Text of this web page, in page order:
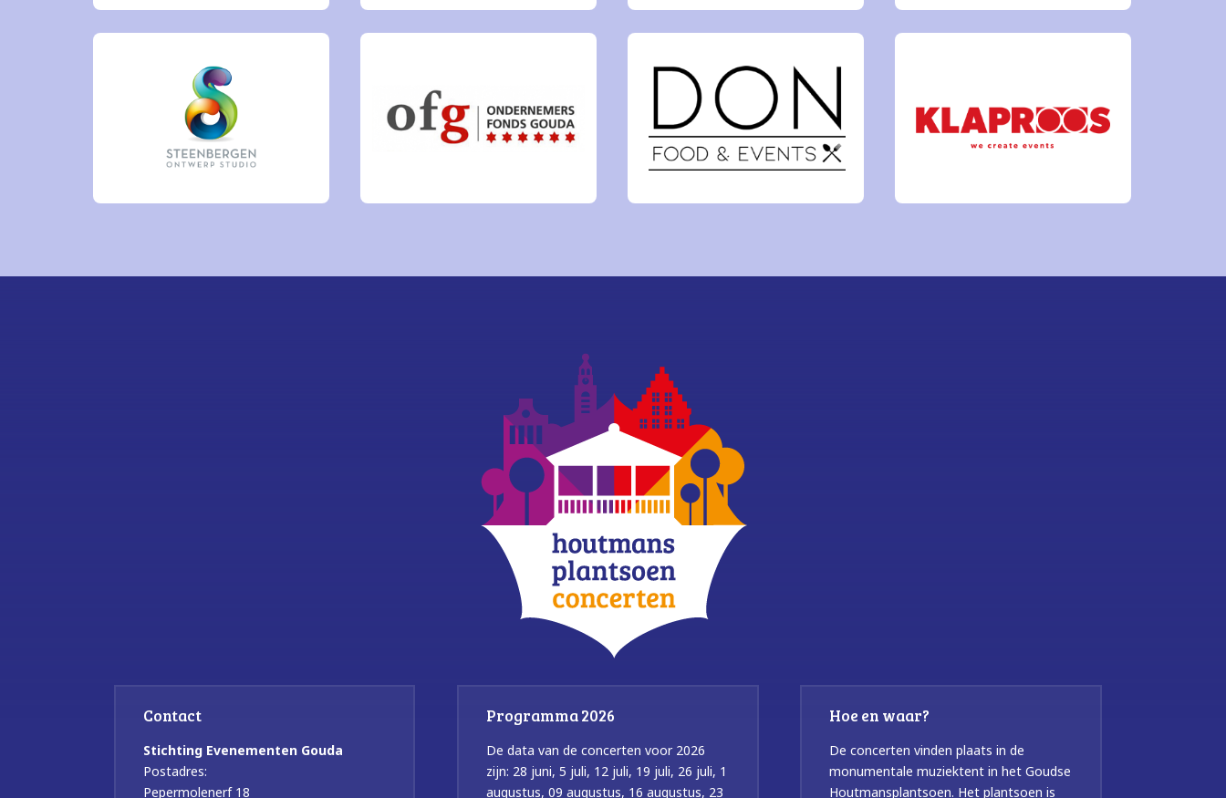
Contact
Stichting Evenementen Gouda
Postadres:
Pepermolenerf 18
Programma 2026
De data van de concerten voor 2026
zijn: 28 juni, 5 juli, 12 juli, 19 juli, 26 juli, 1
augustus, 09 augustus, 16 augustus, 23
Hoe en waar?
De concerten vinden plaats in de
monumentale muziektent in het Goudse
Houtmansplantsoen. Het plantsoen is